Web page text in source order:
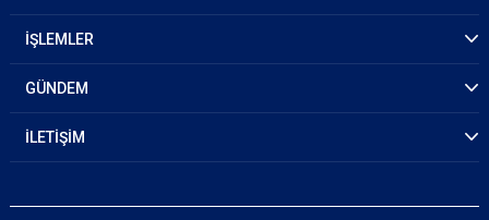
İŞLEMLER
GÜNDEM
İLETİŞİM